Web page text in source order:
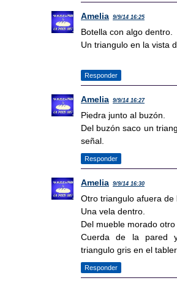
Amelia 9/9/14 16:25
Botella con algo dentro.
Un triangulo en la vista
Responder
Amelia 9/9/14 16:27
Piedra junto al buzón.
Del buzón saco un
señal.
Responder
Amelia 9/9/14 16:30
Otro triangulo afuera de
Una vela dentro.
Del mueble morado
Cuerda de la pared
triangulo gris en el
Responder